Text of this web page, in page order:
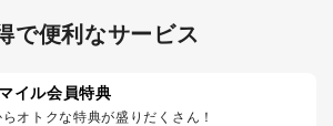
で便利なサービス
イル会員特典
オトクな特典が盛りだくさん！